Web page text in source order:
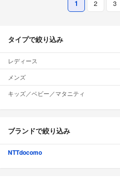
1 2 3
タイプで絞り込み
レディース
メンズ
キッズ／ベビー／マタニティ
ブランドで絞り込み
NTTdocomo